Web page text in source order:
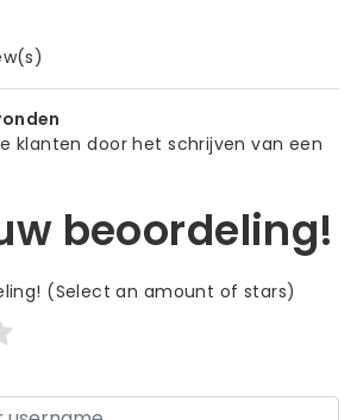
klanten door het schrijven van een
beoordeling!
(Select an amount of stars)